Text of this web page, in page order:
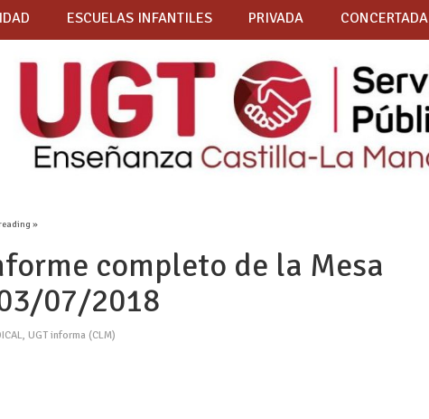
ESCUELAS INFANTILES PRIVADA CONCERTADA
»
completo de la Mesa
07/2018
, UGT informa (CLM)